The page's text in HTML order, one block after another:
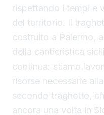
rispettando i tempi e
del territorio. Il
costruito a Palermo,
della cantieristica
continua: stiamo
risorse necessarie
secondo traghetto,
ancora una volta in